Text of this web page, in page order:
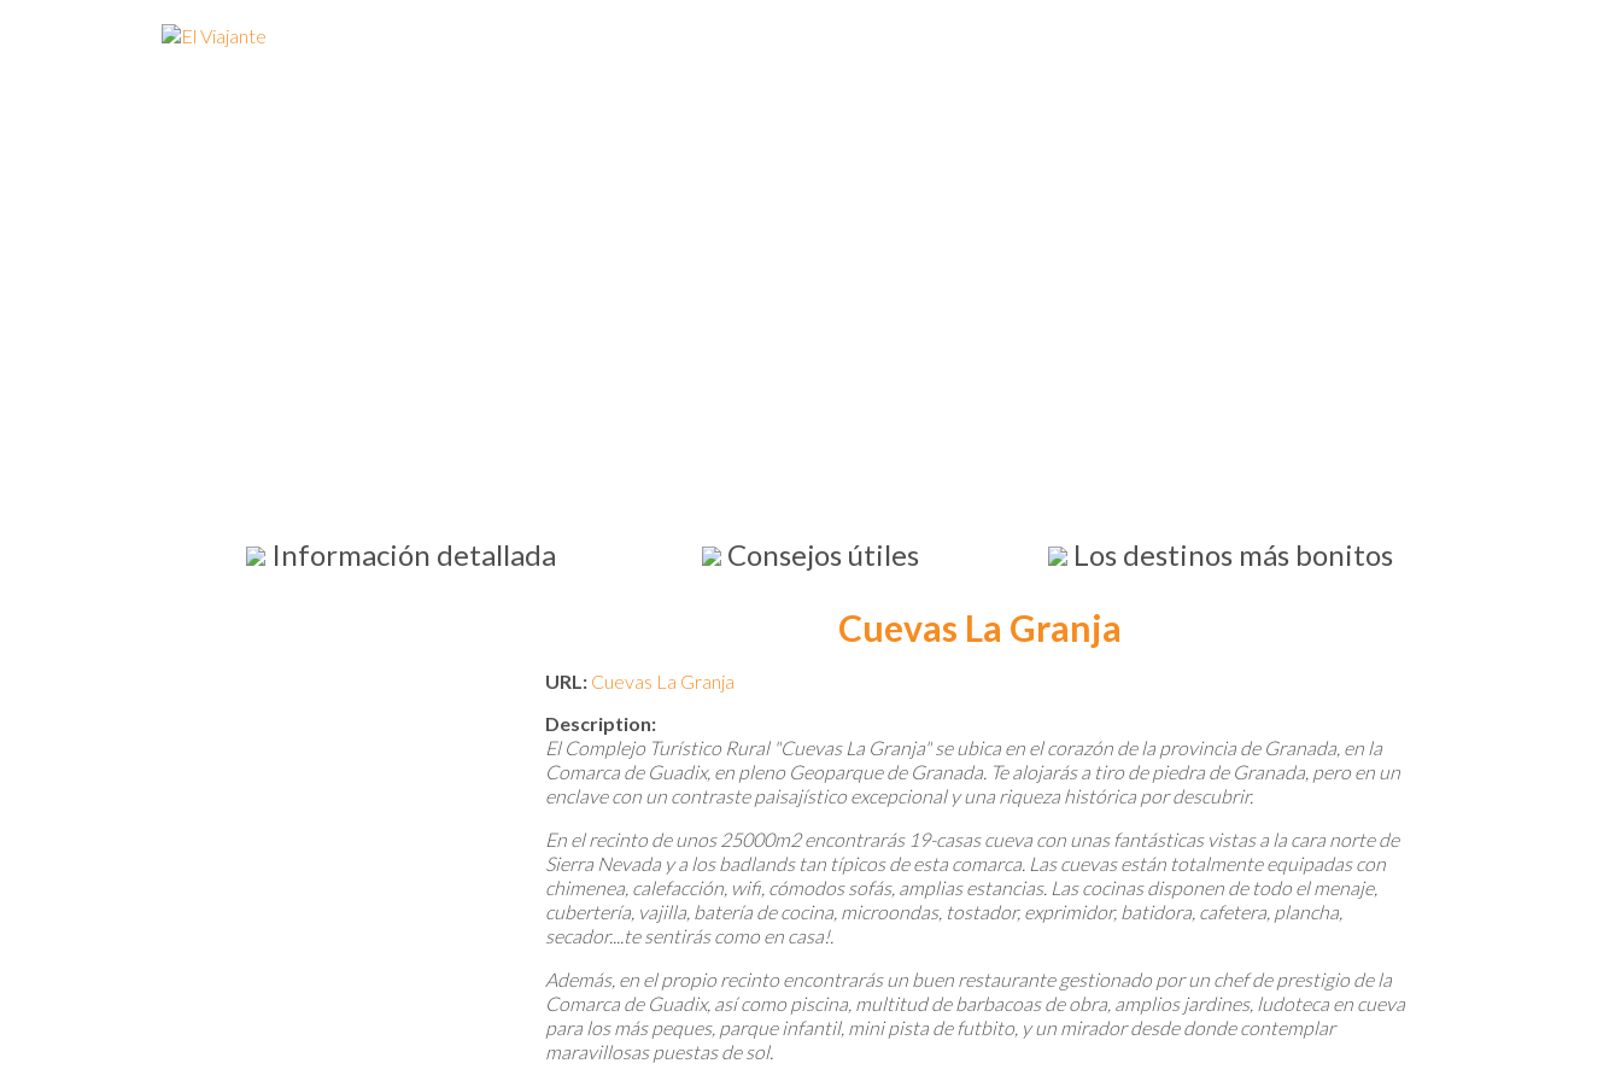
Información detallada Consejos útiles Los destinos más bonitos
Cuevas La Granja
URL: Cuevas La Granja
Description:
El Complejo Turístico Rural "Cuevas La Granja" se ubica en el corazón de la provincia de Granada, en la
Comarca de Guadix, en pleno Geoparque de Granada. Te alojarás a tiro de piedra de Granada, pero en un
enclave con un contraste paisajístico excepcional y una riqueza histórica por descubrir.
En el recinto de unos 25000m2 encontrarás 19-casas cueva con unas fantásticas vistas a la cara norte de
Sierra Nevada y a los badlands tan típicos de esta comarca. Las cuevas están totalmente equipadas con
chimenea, calefacción, wifi, cómodos sofás, amplias estancias. Las cocinas disponen de todo el menaje,
cubertería, vajilla, batería de cocina, microondas, tostador, exprimidor, batidora, cafetera, plancha,
secador....te sentirás como en casa!.
Además, en el propio recinto encontrarás un buen restaurante gestionado por un chef de prestigio de la
Comarca de Guadix, así como piscina, multitud de barbacoas de obra, amplios jardines, ludoteca en cueva
para los más peques, parque infantil, mini pista de futbito, y un mirador desde donde contemplar
maravillosas puestas de sol.